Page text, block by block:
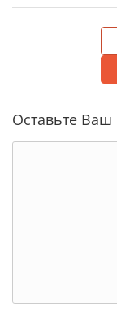
Оставьте